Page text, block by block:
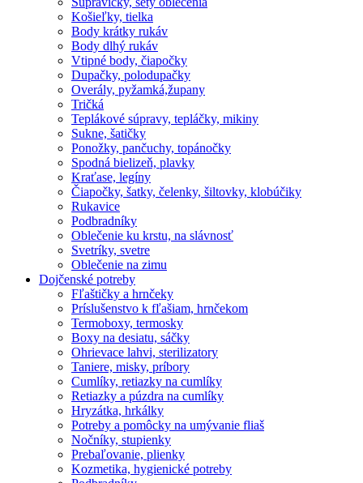
Košieľky, tielka
Body krátky rukáv
Body dlhý rukáv
Vtipné body, čiapočky
Dupačky, polodupačky
Overály, pyžamká,župany
Tričká
Teplákové súpravy, tepláčky, mikiny
Sukne, šatičky
Ponožky, pančuchy, topánočky
Spodná bielizeň, plavky
Kraťase, legíny
Čiapočky, šatky, čelenky, šiltovky, klobúčiky
Rukavice
Podbradníky
Oblečenie ku krstu, na slávnosť
Svetríky, svetre
Oblečenie na zimu
Dojčenské potreby
Fľaštičky a hrnčeky
Príslušenstvo k fľašiam, hrnčekom
Termoboxy, termosky
Boxy na desiatu, sáčky
Ohrievace lahvi, sterilizatory
Taniere, misky, príbory
Cumlíky, retiazky na cumlíky
Retiazky a púzdra na cumlíky
Hryzátka, hrkálky
Potreby a pomôcky na umývanie fliaš
Nočníky, stupienky
Prebaľovanie, plienky
Kozmetika, hygienické potreby